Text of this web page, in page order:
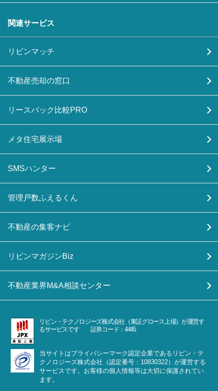
関連サービス
リビンマッチ
不動産売却の窓口
リースバック比較PRO
メタ住宅展示場
SMSハンター
管理戸数ふえるくん
不動産の集客ナビ
リビンマガジンBiz
不動産業界M&A相談センター
リビン・テクノロジーズ株式会社（東証グロース上場）が運営す
るサービスです 証券コード：4445
当サイトはプライバシーマーク認定企業であるリビン・テ
クノロジーズ株式会社（認定番号：10830322）が運営する
サービスです。お客様の個人情報等は大切に保護されてい
ます。